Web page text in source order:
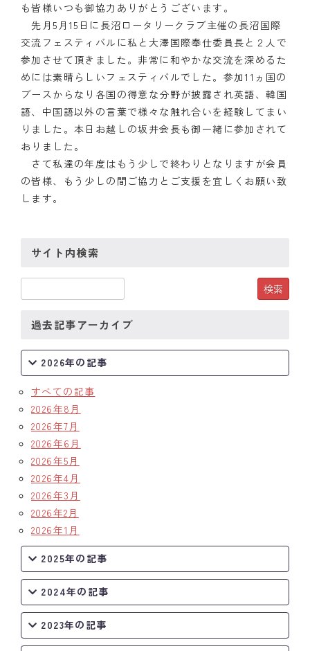
クラブの歴史
歴代会長・幹事
記念誌
案内
例会場・事務局の案内
リンク集
情報公開
も皆様いつも御協力ありがとうございます。
先月5月15日に長沼ロータリークラブ主催の長沼国際
交流フェスティバルに私と大澤国際奉仕委員長と２人で
参加させて頂きました。非常に和やかな交流を深めるた
めには素晴らしいフェスティバルでした。参加11ヵ国の
ブースからなり各国の得意な分野が披露され英語、韓国
語、中国語以外の言葉で様々な触れ合いを経験してまい
りました。本日お越しの坂井会長も御一緒に参加されて
おりました。
さて私達の年度はもう少しで終わりとなりますが会員
の皆様、もう少しの間ご協力とご支援を宜しくお願い致
します。
サイト内検索
過去記事アーカイブ
2026年の記事
すべての記事
2026年8月
2026年7月
2026年6月
2026年5月
2026年4月
2026年3月
2026年2月
2026年1月
2025年の記事
2024年の記事
2023年の記事